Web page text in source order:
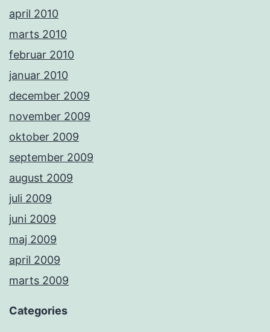
april 2010
marts 2010
februar 2010
januar 2010
december 2009
november 2009
oktober 2009
september 2009
august 2009
juli 2009
juni 2009
maj 2009
april 2009
marts 2009
Categories